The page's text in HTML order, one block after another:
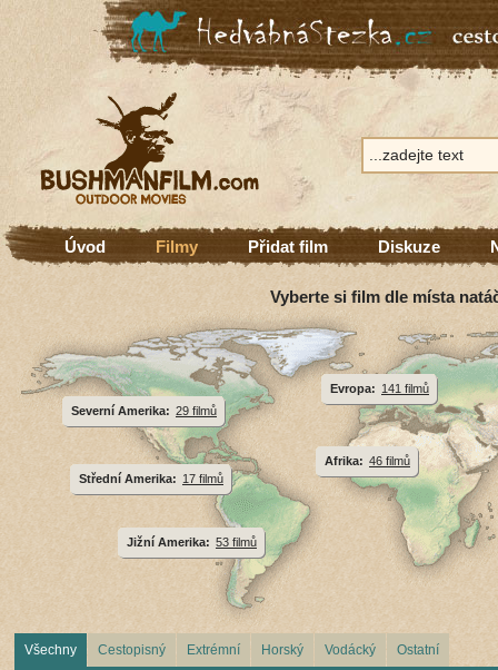
Úvod Filmy Přidat film Diskuze
Vyberte si film dle místa
Afrika: 46 filmů
Evropa: 141 filmů
Jižní Amerika: 53 filmů
Severní Amerika: 29 filmů
Střední Amerika: 17 filmů
Všechny Cestopisný Extrémní Horský Vodácký Ostatní